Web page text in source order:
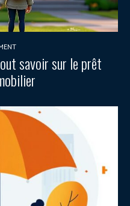
savoir sur le prêt